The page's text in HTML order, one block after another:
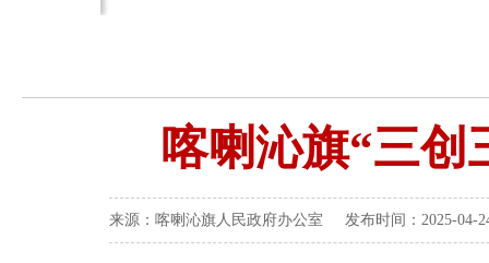
喀喇沁旗“三创
来源：喀喇沁旗人民政府办公室 发布时间：2025-